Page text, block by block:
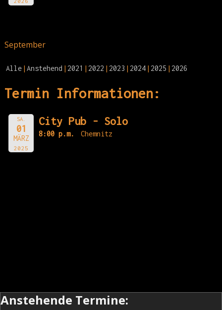
September
Alle Anstehend 2021 2022 2023 2024 2025 2026
Termin Informationen:
SA.
01
MÄRZ
2025
City Pub - Solo
8:00 p.m. Chemnitz
Anstehende Termine: